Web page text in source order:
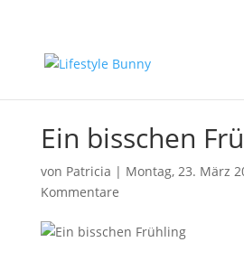
Ein bisschen
von Patricia | Montag, 23. März
Kommentare